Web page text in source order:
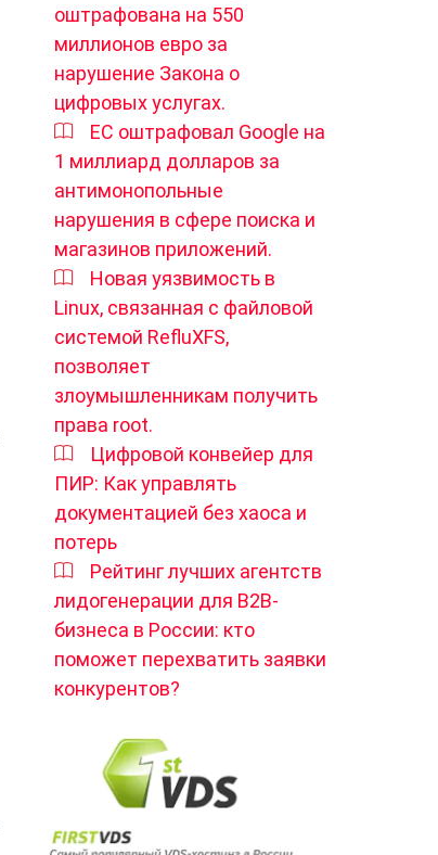
оштрафована на 550
миллионов евро за
нарушение Закона о
цифровых услугах.
ЕС оштрафовал Google на
1 миллиард долларов за
антимонопольные
нарушения в сфере поиска и
магазинов приложений.
Новая уязвимость в
Linux, связанная с файловой
системой RefluXFS,
позволяет
злоумышленникам получить
права root.
Цифровой конвейер для
ПИР: Как управлять
документацией без хаоса и
потерь
Рейтинг лучших агентств
лидогенерации для B2B-
бизнеса в России: кто
поможет перехватить заявки
конкурентов?